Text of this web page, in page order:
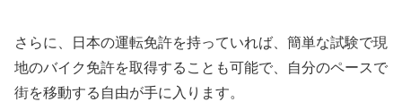
さらに、日本の運転免許を持っていれば、簡単な試験で現
地のバイク免許を取得することも可能で、自分のペースで
街を移動する自由が手に入ります。